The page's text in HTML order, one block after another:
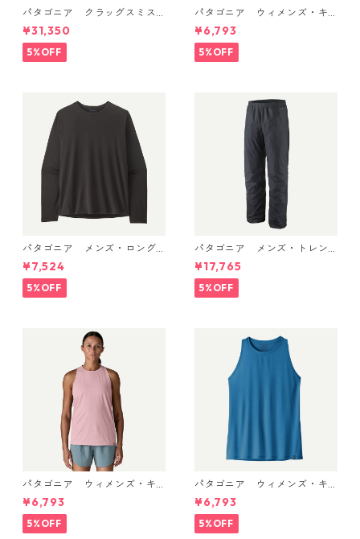
パタゴニア クラッグスミス
パック 45L ブラック 48066 P
atagonia Cragsmith Pack 日
本正規品
¥31,350
5%OFF
パタゴニア ウィメンズ・キ
ャプリーン・クール・ウルト
ラ・タンク Pumice - Dyno W
hite X-Dye 44740 日本正規
品
¥6,793
5%OFF
パタゴニア メンズ・ロング
スリーブ・キャプリーン・ク
ール・デイリー・シャツ Black
¥7,524
5%OFF
パタゴニア メンズ・トレン
トシェル 3L・レイン・パンツ
（ショート） (カラー Black)
Patagonia Men's Torrentshe
ll 3L Rain Pants - Short 日本
¥17,765
5%OFF
パタゴニア ウィメンズ・キ
ャプリーン・クール・ウルト
ラ・タンク Light Violet - Qu
iet Violet X-Dye 44740 日本
正規品
¥6,793
5%OFF
パタゴニア ウィメンズ・キ
ャプリーン・クール・ウルト
ラ・タンク Aquatic Blue - Li
ght Aquatic Blue X-Dye 447
40 日本正規品
¥6,793
5%OFF